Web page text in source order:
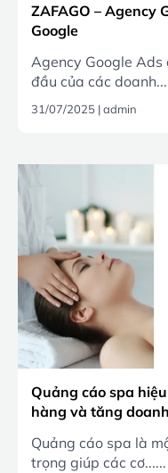
ZAFAGO – Agency
Google
Agency Google
đầu của các
31/07/2025 |admin
Quảng cáo spa
hàng và tăng
Quảng cáo spa là
trọng giúp các cơ......